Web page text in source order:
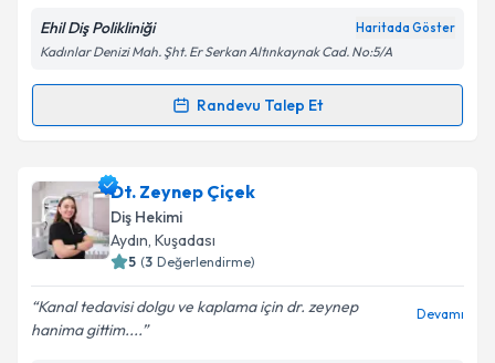
Kişisel verilerimin işlenmesine ilişkin
Metni'ni okudum ve kişisel verilerimin belirtilen
Takvim Talebini Gönder
Ehil Diş Polikliniği Haritada Göster
Kadınlar Denizi Mah. Şht. Er Serkan Altınkaynak Cad. No:5/A
Randevu Talep Et
Randevu Takvimi Talebi
Dt. Mehmet Engin Ünver
oluşturun. Size bu uzmandan randevu almanız için bir
takvim hazırlandığında e-posta ile bilgilendireceğiz.
Dt. Zeynep Çiçek
Diş Hekimi
Aydın, Kuşadası
5 (3 Değerlendirme)
Kanal tedavisi dolgu ve kaplama için dr. zeynep
hanima gittim....
Devamı